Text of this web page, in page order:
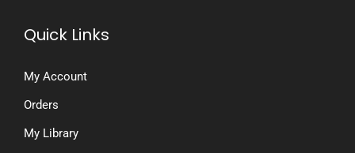
Quick Links
My Account
Orders
My Library